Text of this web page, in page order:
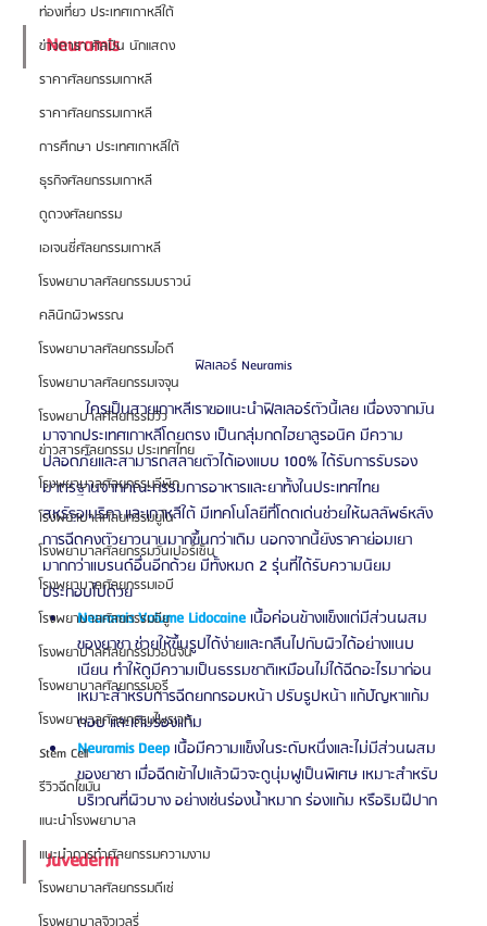
ท่องเที่ยว ประเทศเกาหลีใต้
ข่าวดารา ศิลปิน นักแสดง
ราคาศัลยกรรมเกาหลี
ราคาศัลยกรรมเกาหลี
การศึกษา ประเทศเกาหลีใต้
ธุรกิจศัลยกรรมเกาหลี
ดูดวงศัลยกรรม
เอเจนซี่ศัลยกรรมเกาหลี
โรงพยาบาลศัลยกรรมบราวน์
คลินิกผิวพรรณ
โรงพยาบาลศัลยกรรมไอดี
โรงพยาบาลศัลยกรรมเจจุน
โรงพยาบาลศัลยกรรมวิว
ข่าวสารศัลยกรรม ประเทศไทย
โรงพยาบาลศัลยกรรมอีพิก
โรงพยาบาลศัลยกรรมยูโน
โรงพยาบาลศัลยกรรมวันเปอร์เซ็น
โรงพยาบาลศัลยกรรมเอบี
โรงพยาบาลศัลยกรรมอียู
โรงพยาบาลศัลยกรรมวอนจิน
โรงพยาบาลศัลยกรรมอูรี
โรงพยาบาลศัลยกรรมไพรเวท
Stem Cell
รีวิวฉีดไขมัน
แนะนำโรงพยาบาล
แนะนำการทำศัลยกรรมความงาม
โรงพยาบาลศัลยกรรมดีเซ่
Neuramis
ฟิลเลอร์ Neuramis
	ใครเป็นสายเกาหลีเราขอแนะนำฟิลเลอร์ตัวนี้เลย เนื่องจากมัน
มาจากประเทศเกาหลีโดยตรง เป็นกลุ่มกดไฮยาลูรอนิค มีความ
ปลอดภัยและสามารถสลายตัวได้เองแบบ 100% ได้รับการรับรอง
มาตรฐานจากคณะกรรมการอาหารและยาทั้งในประเทศไทย
สหรัฐอเมริกา และเกาหลีใต้ มีเทคโนโลยีที่โดดเด่นช่วยให้ผลลัพธ์หลัง
การฉีดคงตัวยาวนานมากขึ้นกว่าเดิม นอกจากนี้ยังราคาย่อมเยา
มากกว่าแบรนด์อื่นอีกด้วย มีทั้งหมด 2 รุ่นที่ได้รับความนิยม
ประกอบไปด้วย
Neuramis Volume Lidocaine เนื้อค่อนข้างแข็งแต่มีส่วนผสม
ของยาชา ช่วยให้ขึ้นรูปได้ง่ายและกลืนไปกับผิวได้อย่างแนบ
เนียน ทำให้ดูมีความเป็นธรรมชาติเหมือนไม่ได้ฉีดอะไรมาก่อน
เหมาะสำหรับการฉีดยกกรอบหน้า ปรับรูปหน้า แก้ปัญหาแก้ม
ตอบ และเติมร่องแก้ม
Neuramis Deepเนื้อมีความแข็งในระดับหนึ่งและไม่มีส่วนผสม
ของยาชา เมื่อฉีดเข้าไปแล้วผิวจะดูนุ่มฟูเป็นพิเศษ เหมาะสำหรับ
บริเวณที่ผิวบาง อย่างเช่นร่องน้ำหมาก ร่องแก้ม หรือริมฝีปาก
Juvederm